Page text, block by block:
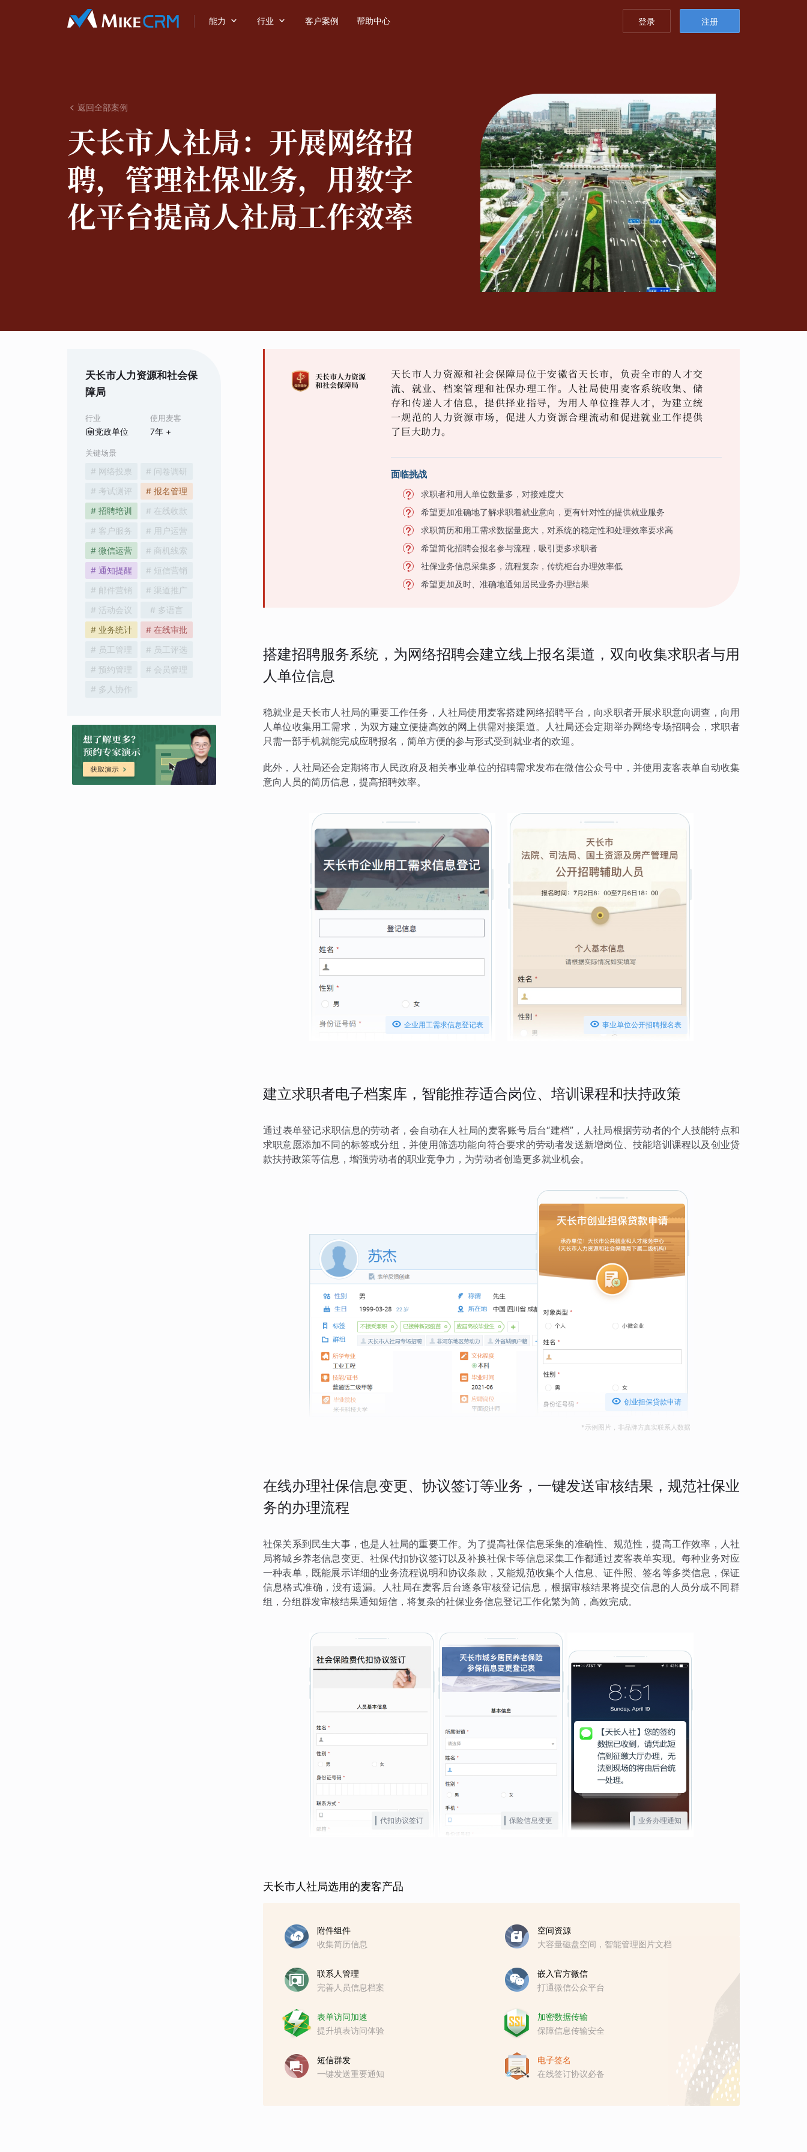
能力  行业  客户案例 帮助中心 登录 注册
 返回全部案例
天长市人社局： 开展网络招
聘，管理社保业务，用数字
化平台提高人社局工作效率
天长市人力资源和社会保
障局
行业
党政单位
使用麦客
7年 +
关键场景
# 网络投票
# 问卷调研
# 考试测评
# 报名管理
# 招聘培训
# 在线收款
# 客户服务
# 用户运营
# 微信运营
# 商机线索
# 通知提醒
# 短信营销
# 邮件营销
# 渠道推广
# 活动会议
# 多语言
# 业务统计
# 在线审批
# 员工管理
# 员工评选
# 预约管理
# 会员管理
# 多人协作
天长市人力资源和社会保障局位于安徽省天长市，负责全市的人才交
流、就业、档案管理和社保办理工作。人社局使用麦客系统收集、储
存和传递人才信息，提供择业指导，为用人单位推荐人才，为建立统
一规范的人力资源市场，促进人力资源合理流动和促进就业工作提供
了巨大助力。
面临挑战
求职者和用人单位数量多，对接难度大
希望更加准确地了解求职着就业意向，更有针对性的提供就业服务
求职简历和用工需求数据量庞大，对系统的稳定性和处理效率要求高
希望简化招聘会报名参与流程，吸引更多求职者
社保业务信息采集多，流程复杂，传统柜台办理效率低
希望更加及时、准确地通知居民业务办理结果
搭建招聘服务系统，为网络招聘会建立线上报名渠道，双向收集求职者与用
人单位信息
稳就业是天长市人社局的重要工作任务，人社局使用麦客搭建网络招聘平台，向求职者开展求职意向调查，向用
人单位收集用工需求，为双方建立便捷高效的网上供需对接渠道。人社局还会定期举办网络专场招聘会，求职者
只需一部手机就能完成应聘报名，简单方便的参与形式受到就业者的欢迎。
此外，人社局还会定期将市人民政府及相关事业单位的招聘需求发布在微信公众号中，并使用麦客表单自动收集
意向人员的简历信息，提高招聘效率。
 企业用工需求信息登记表  事业单位公开招聘报名表
建立求职者电子档案库，智能推荐适合岗位、培训课程和扶持政策
通过表单登记求职信息的劳动者，会自动在人社局的麦客账号后台“建档”，人社局根据劳动者的个人技能特点和
求职意愿添加不同的标签或分组，并使用筛选功能向符合要求的劳动者发送新增岗位、技能培训课程以及创业贷
款扶持政策等信息，增强劳动者的职业竞争力，为劳动者创造更多就业机会。
 创业担保贷款申请
*示例图片，非品牌方真实联系人数据
在线办理社保信息变更、协议签订等业务，一键发送审核结果，规范社保业
务的办理流程
社保关系到民生大事，也是人社局的重要工作。为了提高社保信息采集的准确性、规范性，提高工作效率，人社
局将城乡养老信息变更、社保代扣协议签订以及补换社保卡等信息采集工作都通过麦客表单实现。每种业务对应
一种表单，既能展示详细的业务流程说明和协议条款，又能规范收集个人信息、证件照、签名等多类信息，保证
信息格式准确，没有遗漏。人社局在麦客后台逐条审核登记信息，根据审核结果将提交信息的人员分成不同群
组，分组群发审核结果通知短信，将复杂的社保业务信息登记工作化繁为简，高效完成。
代扣协议签订 保险信息变更 业务办理通知
天长市人社局选用的麦客产品
附件组件
收集简历信息
空间资源
大容量磁盘空间，智能管理图片文档
联系人管理
完善人员信息档案
嵌入官方微信
打通微信公众平台
表单访问加速
提升填表访问体验
加密数据传输
保障信息传输安全
短信群发
一键发送重要通知
电子签名
在线签订协议必备